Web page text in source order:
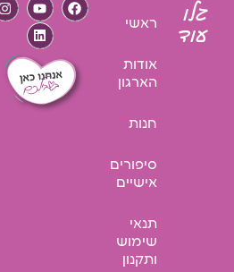
גלו
עוד
ראשי
אודות
הארגון
חנות
סיפורים
אישיים
תנאי
שימוש
ותקנון